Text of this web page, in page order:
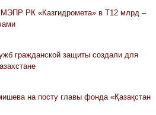
МЭПР РК «Казгидромета» в Т12 млрд –
гражданской защиты создали для
на посту главы фонда «Қазақстан